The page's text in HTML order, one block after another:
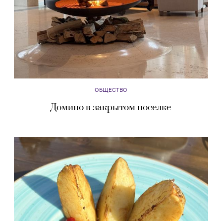
ОБЩЕСТВО
Домино в закрытом поселке